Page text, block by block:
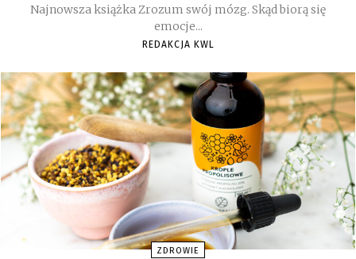
Najnowsza książka Zrozum swój mózg. Skąd biorą się
emocje...
REDAKCJA KWL
ZDROWIE